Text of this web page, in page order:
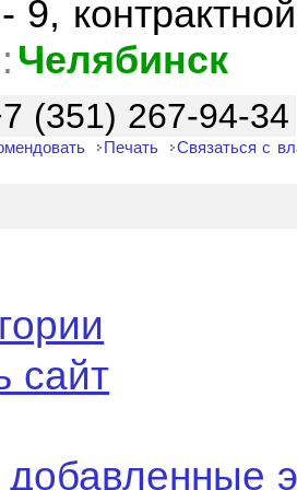
9,
Челябинск
(351) 267-94-34
Печать Связаться с
сайт